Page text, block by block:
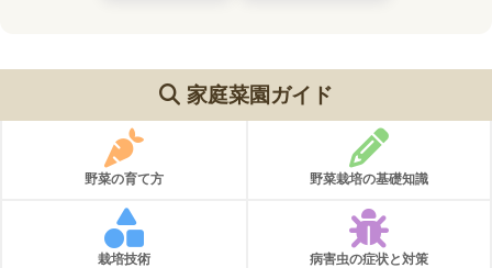
家庭菜園ガイド
野菜の育て方 野菜栽培の基礎知識
栽培技術 病害虫の症状と対策